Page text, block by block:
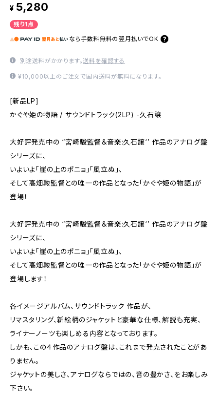
¥ 5,280
残り1点
なら 手数料無料の 翌月払いでOK
別途送料がかかります。送料を確認する
¥10,000以上のご注文で国内送料が無料になります。
[新品LP]
かぐや姫の物語 / サウンドトラック(2LP) -久石譲
大好評発売中の “宮崎駿監督＆音楽:久石譲‘’ 作品のアナログ盤
シリーズに、
いよいよ「崖の上のポニョ」「風立ぬ」、
そして高畑勲監督との唯一の作品となった「かぐや姫の物語」が
登場！
大好評発売中の “宮崎駿監督＆音楽:久石譲‘’ 作品のアナログ盤
シリーズに、
いよいよ「崖の上のポニョ」「風立ぬ」、
そして高畑勲監督との唯一の作品となった「かぐや姫の物語」が
登場します！
各イメージアルバム、サウンドトラック 作品が、
リマスタリング、新絵柄のジャケットと豪華な仕様、解説も充実、
ライナーノーツも楽しめる内容となっております。
しかも、この４作品のアナログ盤は、これまで発売されたことがあ
りません。
ジャケットの美しさ、アナログならではの、音の豊かさ、をお楽しみ
下さい。